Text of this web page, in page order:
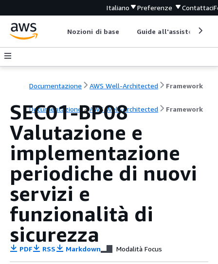
Italiano Preferenze Contattaci
Nozioni di base Guide all'assistenza
Documentazione AWS Well-Architected Framework
Documentazione AWS Well-Architected Framework
SEC01-BP08
Valutazione e
implementazione
periodiche di nuovi
servizi e
funzionalità di
sicurezza
PDF RSS Markdown Modalità Focus